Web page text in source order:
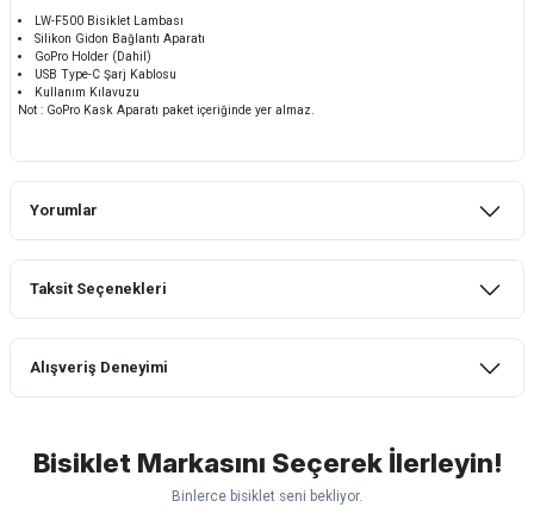
LW-F500 Bisiklet Lambası
Silikon Gidon Bağlantı Aparatı
GoPro Holder (Dahil)
USB Type-C Şarj Kablosu
Kullanım Kılavuzu
Not : GoPro Kask Aparatı paket içeriğinde yer almaz.
Yorumlar
Taksit Seçenekleri
Alışveriş Deneyimi
lastik yanak kısmından 3cm yarıldı ama
normal sürüşe uygun
Bisiklet Markasını Seçerek İlerleyin!
Binlerce bisiklet seni bekliyor.